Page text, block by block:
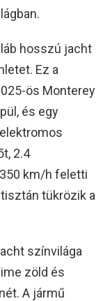
hosszú jacht
Ez a
ös Monterey
és egy
2.4
km/h feletti
tükrözik a
színvilága
zöld és
A jármű